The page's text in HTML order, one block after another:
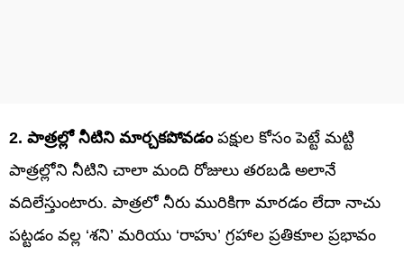
2. పాత్రల్లో నీటిని మార్చకపోవడంపక్షుల కోసం పెట్టే మట్టి
పాత్రల్లోని నీటిని చాలా మంది రోజులు తరబడి అలానే
వదిలేస్తుంటారు. పాత్రలో నీరు మురికిగా మారడం లేదా నాచు
పట్టడం వల్ల ‘శని’ మరియు ‘రాహు’ గ్రహాల ప్రతికూల ప్రభావం